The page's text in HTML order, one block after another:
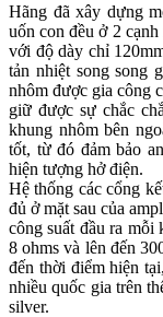
Hãng đã xây dựng
uốn con đều ở 2
với độ dày chỉ
tản nhiệt song song
nhôm được gia công
giữ được sự chắc
khung nhôm bên
tốt, từ đó đảm bảo
hiện tượng hở điện.
Hệ thống các cổng
đủ ở mặt sau của
công suất đầu ra
8 ohms và lên đến
đến thời điểm hiện
nhiều quốc gia trên
silver.